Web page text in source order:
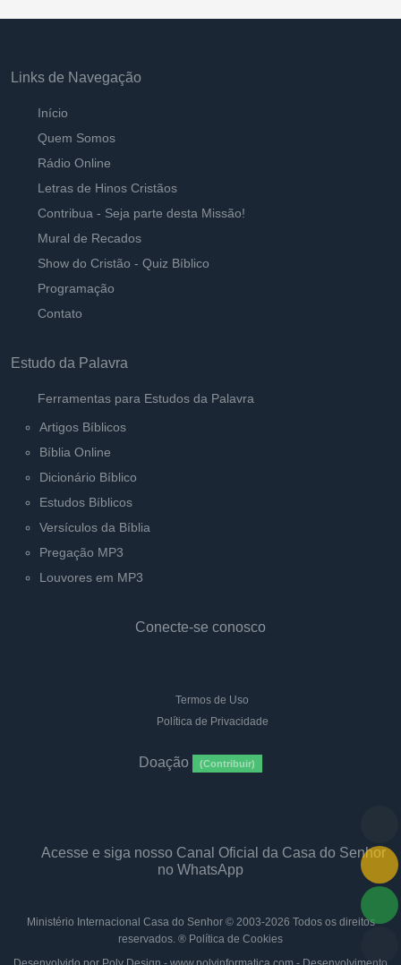
Links de Navegação
Início
Quem Somos
Rádio Online
Letras de Hinos Cristãos
Contribua - Seja parte desta Missão!
Mural de Recados
Show do Cristão - Quiz Bíblico
Programação
Contato
Estudo da Palavra
Ferramentas para Estudos da Palavra
Artigos Bíblicos
Bíblia Online
Dicionário Bíblico
Estudos Bíblicos
Versículos da Bíblia
Pregação MP3
Louvores em MP3
Conecte-se conosco
Termos de Uso
Política de Privacidade
Doação (Contribuir)
Acesse e siga nosso Canal Oficial da Casa do Senhor
no WhatsApp
Ministério Internacional Casa do Senhor© 2003-2026 Todos os direitos
reservados. ® Política de Cookies